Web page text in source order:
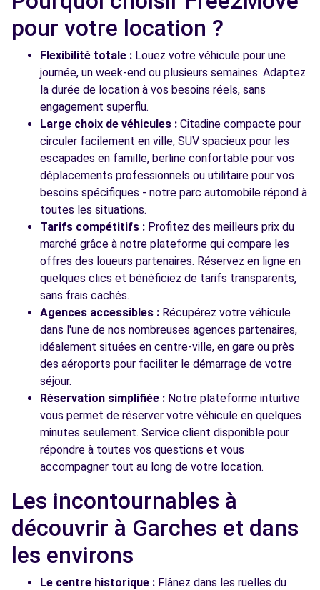
27 TER AVENUE LOUIS BREGUET
VELIZY, FR-78, 78140
Voir l'agence
Voir toutes les agences
pour votre location ?
Flexibilité totale : Louez votre véhicule pour une
journée, un week-end ou plusieurs semaines. Adaptez
la durée de location à vos besoins réels, sans
engagement superflu.
Large choix de véhicules : Citadine compacte pour
circuler facilement en ville, SUV spacieux pour les
escapades en famille, berline confortable pour vos
déplacements professionnels ou utilitaire pour vos
besoins spécifiques - notre parc automobile répond à
toutes les situations.
Tarifs compétitifs : Profitez des meilleurs prix du
marché grâce à notre plateforme qui compare les
offres des loueurs partenaires. Réservez en ligne en
quelques clics et bénéficiez de tarifs transparents,
sans frais cachés.
Agences accessibles : Récupérez votre véhicule
dans l'une de nos nombreuses agences partenaires,
idéalement situées en centre-ville, en gare ou près
des aéroports pour faciliter le démarrage de votre
séjour.
Réservation simplifiée : Notre plateforme intuitive
vous permet de réserver votre véhicule en quelques
minutes seulement. Service client disponible pour
répondre à toutes vos questions et vous
accompagner tout au long de votre location.
Les incontournables à
découvrir à Garches et dans
les environs
Le centre historique : Flânez dans les ruelles du